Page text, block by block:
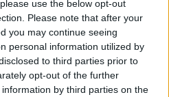
use the below opt-out
Please note that after your
you may continue seeing
personal information utilized by
to third parties prior to
opt-out of the further
by third parties on the
χτύπησε το
πουν ότι κάποιοι
μισό υπουργικό
Ενόπλων Δυνάμεων
το υλικό των